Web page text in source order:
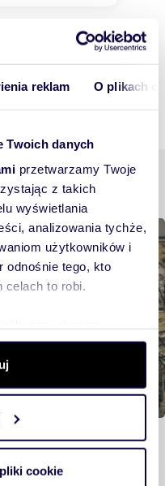
reklam O plikach
Twoich danych
przetwarzamy Twoje
z takich
wyświetlania
analizowania tychże,
użytkowników i
odnośnie tego, kto
celach to robi.
Twojej lokalizacji
nawet do kilku metrów
aktywnie analizując
jak Twoje osobiste
własne preferencje w
cookie
tematy
urbanistyka i